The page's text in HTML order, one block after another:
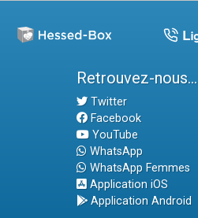
Retrouvez-nous...
Twitter
Facebook
YouTube
WhatsApp
WhatsApp Femmes
Application iOS
Application Android